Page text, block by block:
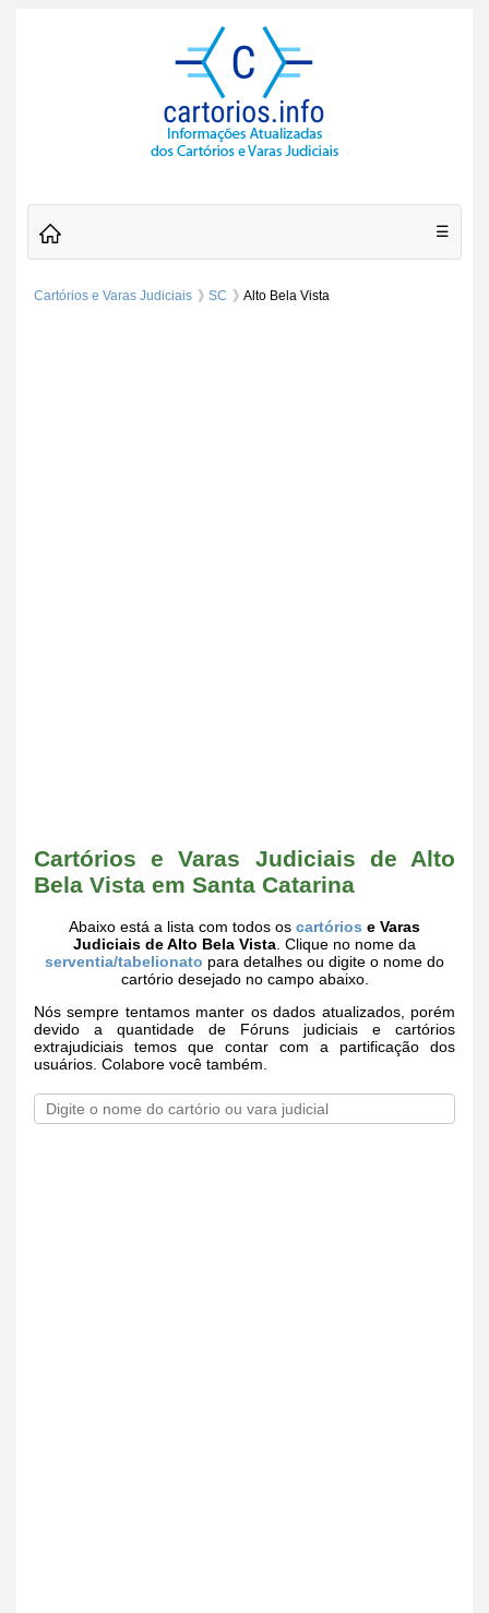
☰
Cartórios e Varas Judiciais SC Alto Bela Vista
Cartórios e Varas Judiciais de Alto
Bela Vista em Santa Catarina
Abaixo está a lista com todos os cartórios e Varas
Judiciais de Alto Bela Vista . Clique no nome da
serventia/tabelionato para detalhes ou digite o nome do
cartório desejado no campo abaixo.
Nós sempre tentamos manter os dados atualizados, porém
devido a quantidade de Fóruns judiciais e cartórios
extrajudiciais temos que contar com a partificação dos
usuários. Colabore você também.